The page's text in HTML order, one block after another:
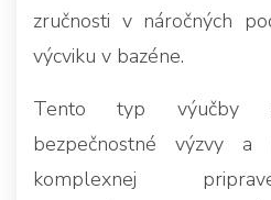
zručnosti v náročných
výcviku v bazéne.
Tento typ výučby
bezpečnostné výzvy a
komplexnej